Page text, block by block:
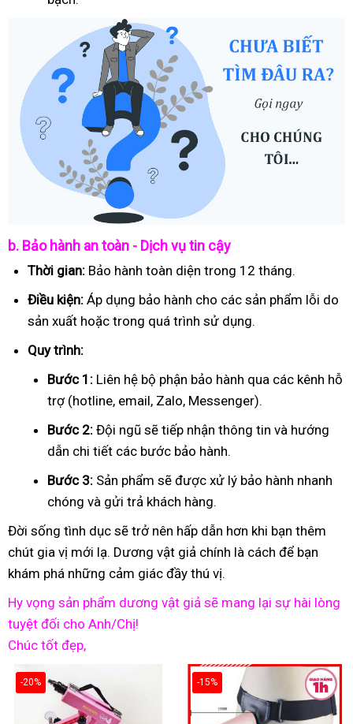
b. Bảo hành an toàn - Dịch vụ tin cậy
Thời gian: Bảo hành toàn diện trong 12 tháng.
Điều kiện: Áp dụng bảo hành cho các sản phẩm lỗi do
sản xuất hoặc trong quá trình sử dụng.
Quy trình:
Bước 1: Liên hệ bộ phận bảo hành qua các kênh hỗ
trợ (hotline, email, Zalo, Messenger).
Bước 2: Đội ngũ sẽ tiếp nhận thông tin và hướng
dẫn chi tiết các bước bảo hành.
Bước 3: Sản phẩm sẽ được xử lý bảo hành nhanh
chóng và gửi trả khách hàng.
Đời sống tình dục sẽ trở nên hấp dẫn hơn khi bạn thêm
chút gia vị mới lạ. Dương vật giả chính là cách để bạn
khám phá những cảm giác đầy thú vị.
Hy vọng sản phẩm dương vật giả sẽ mang lại sự hài lòng
tuyệt đối cho Anh/Chị!
Chúc tốt đẹp,
-20% -15%